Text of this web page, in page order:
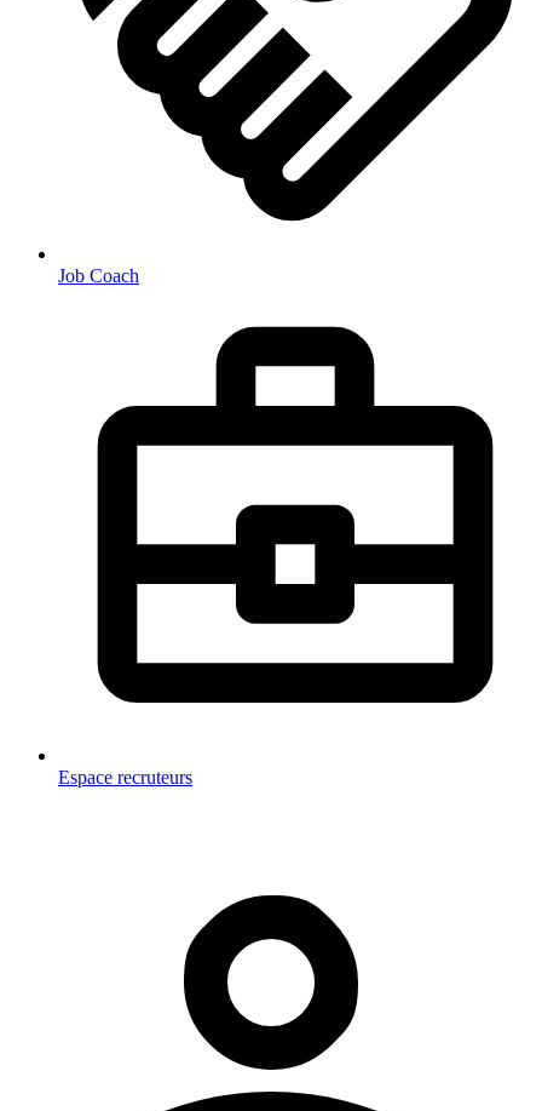
Job Coach
Espace recruteurs